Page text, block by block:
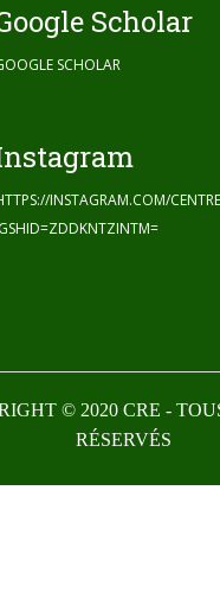
Scholar
SCHOLAR
INSTAGRAM.COM/
© 2020 CRE -
RÉSERVÉS